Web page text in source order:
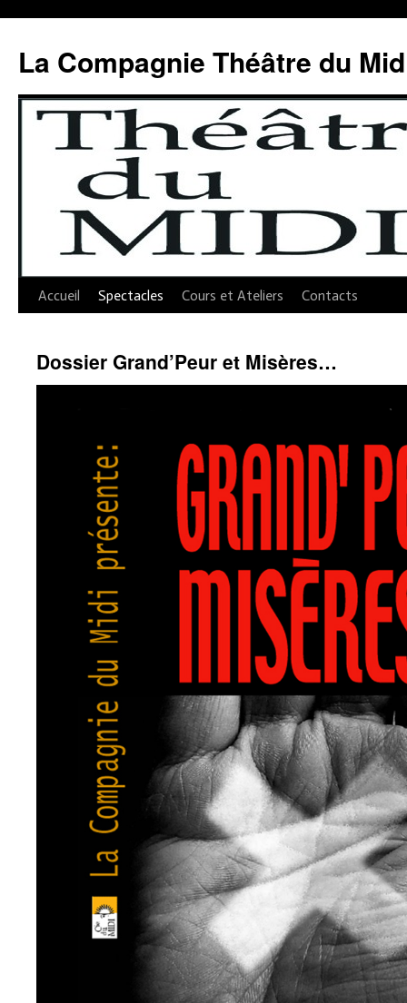
contenu
La Compagnie Théâtre du
Accueil Spectacles Cours et Ateliers Contacts
Dossier Grand’Peur et Misères…